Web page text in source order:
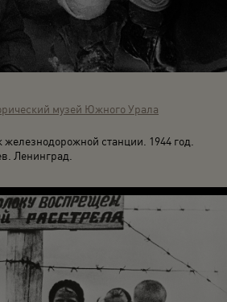
музей Южного Урала
железнодорожной станции. 1944 год.
Ленинград.